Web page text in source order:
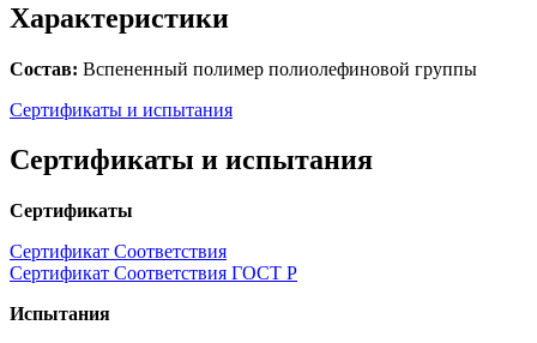
Характеристики
Состав: Вспененный полимер полиолефиновой группы
Сертификаты и испытания
Сертификаты и испытания
Сертификаты
Сертификат Соответствия
Сертификат Соответствия ГОСТ Р
Испытания